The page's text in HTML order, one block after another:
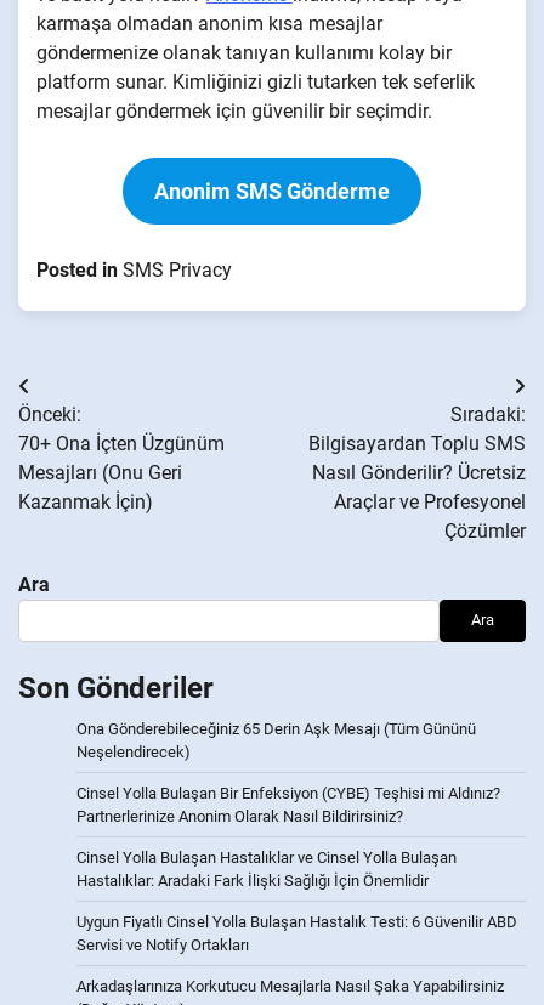
karmaşa olmadan anonim kısa mesajlar
göndermenize olanak tanıyan kullanımı kolay bir
platform sunar. Kimliğinizi gizli tutarken tek seferlik
mesajlar göndermek için güvenilir bir seçimdir.
Anonim SMS Gönderme
Posted in SMS Privacy
Yazı
gezinmesi
Önceki:
70+ Ona İçten Üzgünüm
Mesajları (Onu Geri
Kazanmak İçin)
Sıradaki:
Bilgisayardan Toplu SMS
Nasıl Gönderilir? Ücretsiz
Araçlar ve Profesyonel
Çözümler
Ara
Ara
Son Gönderiler
Ona Gönderebileceğiniz 65 Derin Aşk Mesajı (Tüm Gününü
Neşelendirecek)
Cinsel Yolla Bulaşan Bir Enfeksiyon (CYBE) Teşhisi mi Aldınız?
Partnerlerinize Anonim Olarak Nasıl Bildirirsiniz?
Cinsel Yolla Bulaşan Hastalıklar ve Cinsel Yolla Bulaşan
Hastalıklar: Aradaki Fark İlişki Sağlığı İçin Önemlidir
Uygun Fiyatlı Cinsel Yolla Bulaşan Hastalık Testi: 6 Güvenilir ABD
Servisi ve Notify Ortakları
Arkadaşlarınıza Korkutucu Mesajlarla Nasıl Şaka Yapabilirsiniz